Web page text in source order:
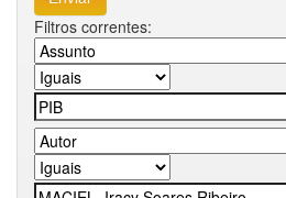
Filtros correntes: